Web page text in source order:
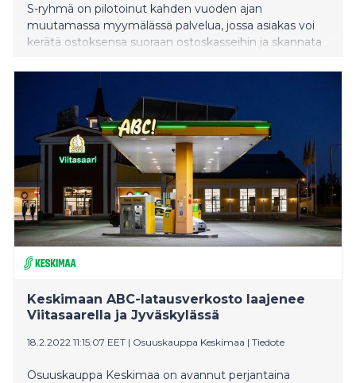
S-ryhmä on pilotoinut kahden vuoden ajan
muutamassa myymälässä palvelua, jossa asiakas voi
kerätä ostoksensa suoraan ostoskasseihin ja skannata
sujuvampaa, kun ostoksia ei kassalla erikseen skannata
ja pakata ostoskorista kassiin. Kerää ja skannaa -palvelu
on ollut niin pidetty, että se tuodaan vuoden 2022
aikana 25 Prismaan jo pilottivaiheessa palvelua
tarjonneiden neljän Prisman lisäksi.
Keskimaan ABC-latausverkosto laajenee
Viitasaarella ja Jyväskylässä
18.2.2022 11:15:07 EET | Osuuskauppa Keskimaa | Tiedote
Osuuskauppa Keskimaa on avannut perjantaina